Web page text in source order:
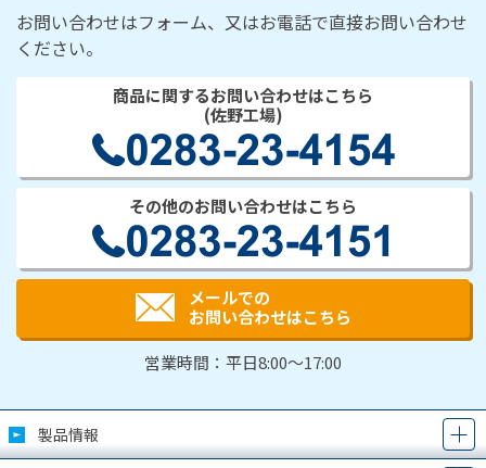
お問い合わせはフォーム、又はお電話で直接お問い合わせ
ください。
商品に関するお問い合わせはこちら
(佐野工場)
その他のお問い合わせはこちら
メールでの
お問い合わせはこちら
営業時間：平日8:00～17:00
製品情報